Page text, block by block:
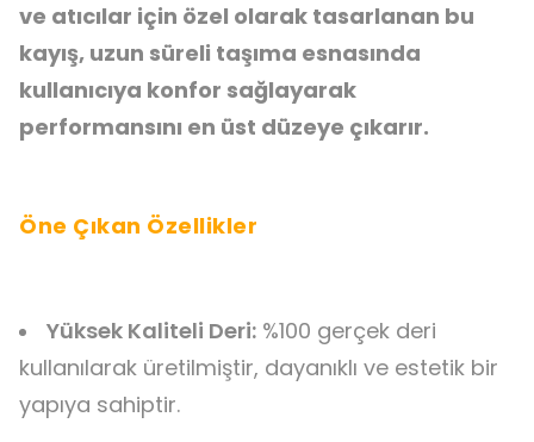
ve atıcılar için özel olarak tasarlanan bu
kayış, uzun süreli taşıma esnasında
kullanıcıya konfor sağlayarak
performansını en üst düzeye çıkarır.
Öne Çıkan Özellikler
Yüksek Kaliteli Deri: %100 gerçek deri
kullanılarak üretilmiştir, dayanıklı ve estetik bir
yapıya sahiptir.